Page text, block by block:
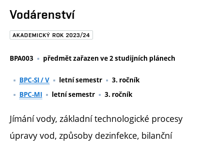
Vodárenství
AKADEMICKÝ ROK 2023/24
BPA003 předmět zařazen ve 2 studijních plánech
BPC-SI / V letní semestr
3. ročník
BPC-MI
letní semestr 3. ročník
Jímání vody, základní technologické procesy
úpravy vod, způsoby dezinfekce, bilanční